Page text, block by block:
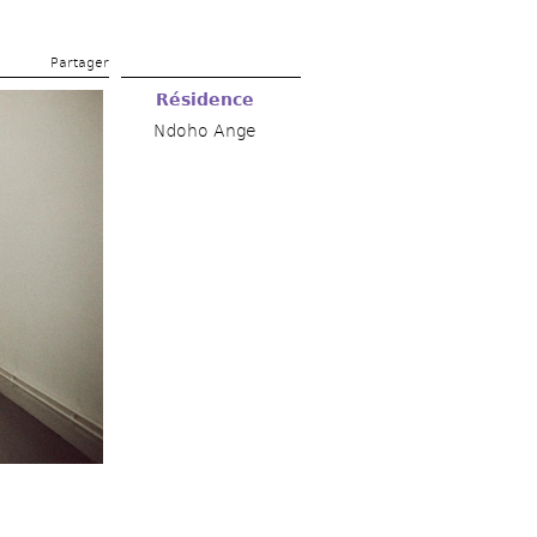
Partager
Résidence
Ndoho Ange